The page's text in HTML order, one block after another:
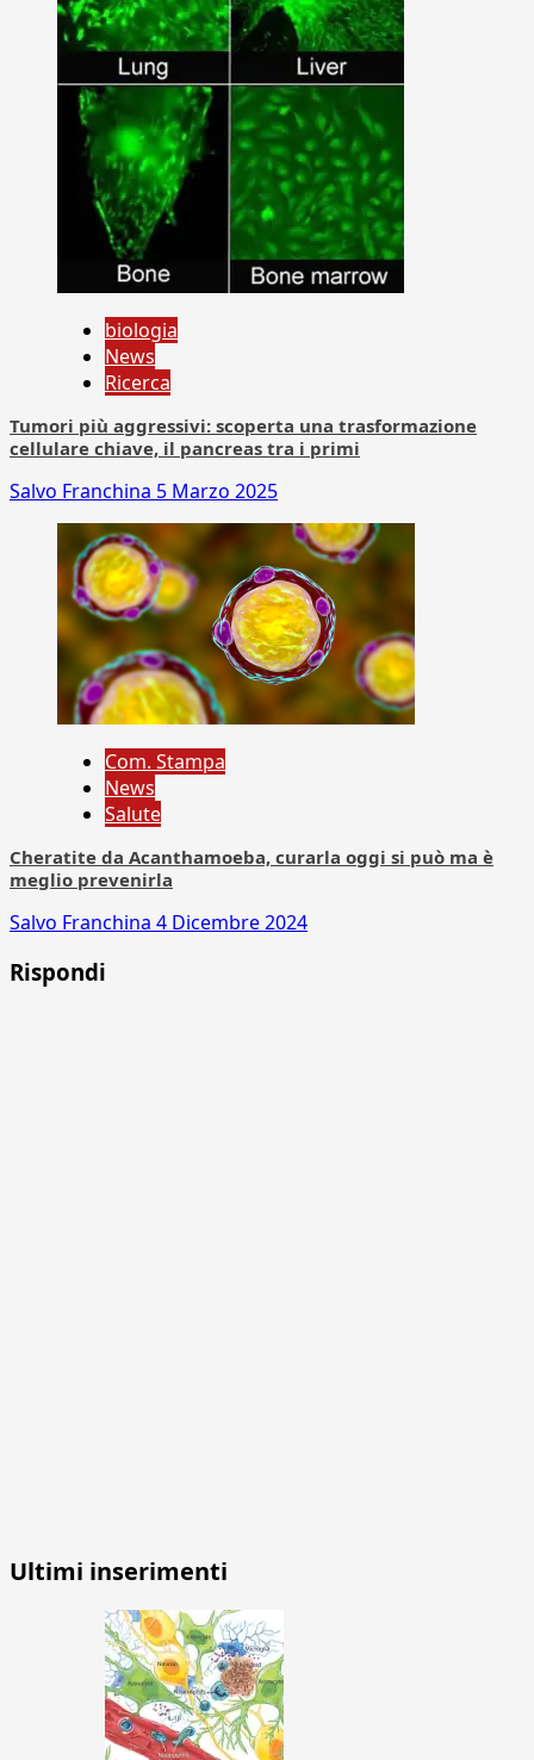
biologia
News
Ricerca
Tumori più aggressivi: scoperta una trasformazione
cellulare chiave, il pancreas tra i primi
Salvo Franchina 5 Marzo 2025
Com. Stampa
News
Salute
Cheratite da Acanthamoeba, curarla oggi si può ma è
meglio prevenirla
Salvo Franchina 4 Dicembre 2024
Rispondi
Ultimi inserimenti